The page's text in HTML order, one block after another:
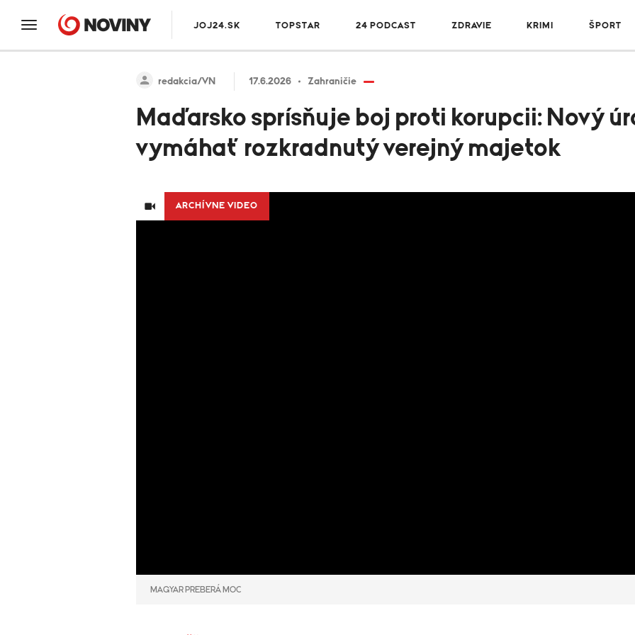
JOJ24.SK TOPSTAR 24 PODCAST ZDRAVIE KRIMI ŠPORT
redakcia/VN 17.6.2026 Zahraničie
Maďarsko sprísňuje boj proti korupcii: Nový
vymáhať rozkradnutý verejný majetok
ARCHÍVNE VIDEO
MAGYAR PREBERÁ MOC